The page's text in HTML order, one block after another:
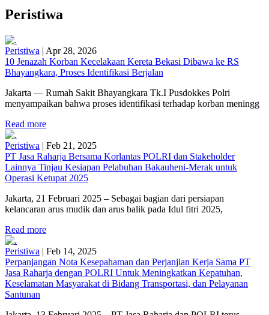
Peristiwa
Peristiwa | Apr 28, 2026
10 Jenazah Korban Kecelakaan Kereta Bekasi Dibawa ke RS
Bhayangkara, Proses Identifikasi Berjalan
Jakarta — Rumah Sakit Bhayangkara Tk.I Pusdokkes Polri
menyampaikan bahwa proses identifikasi terhadap korban meningg
Read more
Peristiwa | Feb 21, 2025
PT Jasa Raharja Bersama Korlantas POLRI dan Stakeholder
Lainnya Tinjau Kesiapan Pelabuhan Bakauheni-Merak untuk
Operasi Ketupat 2025
Jakarta, 21 Februari 2025 – Sebagai bagian dari persiapan
kelancaran arus mudik dan arus balik pada Idul fitri 2025,
Read more
Peristiwa | Feb 14, 2025
Perpanjangan Nota Kesepahaman dan Perjanjian Kerja Sama PT
Jasa Raharja dengan POLRI Untuk Meningkatkan Kepatuhan,
Keselamatan Masyarakat di Bidang Transportasi, dan Pelayanan
Santunan